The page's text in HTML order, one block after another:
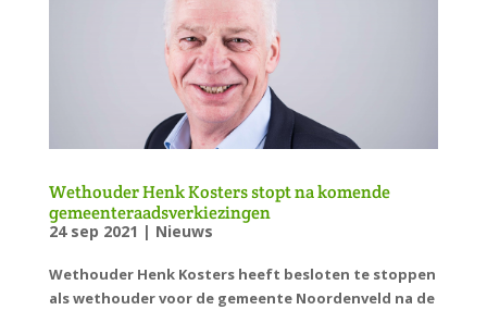
Wethouder Henk Kosters stopt na komende
gemeenteraadsverkiezingen
24 sep 2021 | Nieuws
Wethouder Henk Kosters heeft besloten te stoppen
als wethouder voor de gemeente Noordenveld na de